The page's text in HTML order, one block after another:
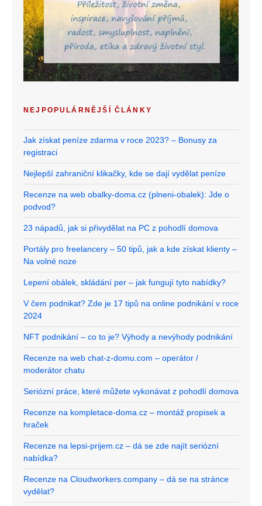
NEJPOPULÁRNĚJŠÍ ČLÁNKY
Jak získat peníze zdarma v roce 2023? – Bonusy za
registraci
Nejlepší zahraniční klikačky, kde se dají vydělat peníze
Recenze na web obalky-doma.cz (plneni-obalek): Jde o
podvod?
23 nápadů, jak si přivydělat na PC z pohodlí domova
Portály pro freelancery – 50 tipů, jak a kde získat klienty –
Na volné noze
Lepení obálek, skládání per – jak fungují tyto nabídky?
V čem podnikat? Zde je 17 tipů na online podnikání v roce
2024
NFT podnikání – co to je? Výhody a nevýhody podnikání
Recenze na web chat-z-domu.com – operátor /
moderátor chatu
Seriózní práce, které můžete vykonávat z pohodlí domova
Recenze na kompletace-doma.cz – montáž propisek a
hraček
Recenze na lepsi-prijem.cz – dá se zde najít seriózní
nabídka?
Recenze na Cloudworkers.company – dá se na stránce
vydělat?